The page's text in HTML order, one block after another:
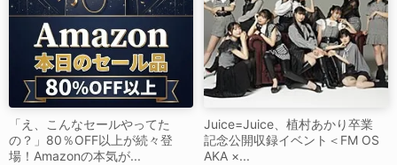
「え、こんなセールやってた
の？」80％OFF以上が続々登
場！Amazonの本気が...
Juice=Juice、植村あかり卒業
記念公開収録イベント＜FM OS
AKA ×...